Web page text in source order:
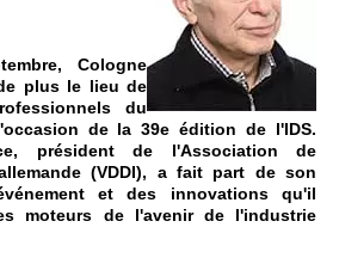
Cologne
plus le lieu de
du
de la 39e édition de l'IDS.
président de l'Association de
(VDDI), a fait part de son
et des innovations qu'il
moteurs de l'avenir de l'industrie